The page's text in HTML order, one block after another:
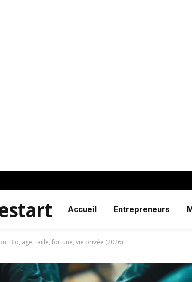
Accueil Entrepreneurs
Bio, age, taille, fortune, vie privée (2026)